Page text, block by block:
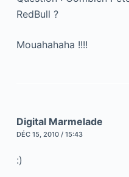
RedBull ?
Mouahahaha !!!!
Digital Marmelade
DÉC 15, 2010 / 15:43
:)